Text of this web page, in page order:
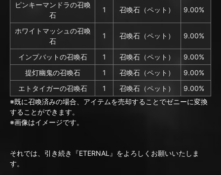
ピンキーマンドラの召喚
石
1 召喚石（ペット） 9.00%
ホワイトマッシュの召喚
石
1 召喚石（ペット） 9.00%
インプバットの召喚石 1 召喚石（ペット）
9.00%
提灯幽鬼の召喚石
1 召喚石（ペット）
9.00%
エトタイガーの召喚石
1 召喚石（ペット）
9.00%
※既に召喚済みの場合、アイテムを売却することでゼニーに変換
することができます。
※画像はイメージです。
それでは、引き続き『ETERNAL』をよろしくお願いいたしま
す。